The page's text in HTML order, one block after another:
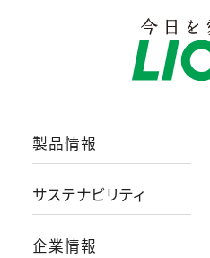
製品情報
サステナビリティ
企業情報